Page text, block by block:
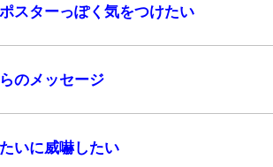
スターっぽく気をつけたい
のメッセージ
いに威嚇したい